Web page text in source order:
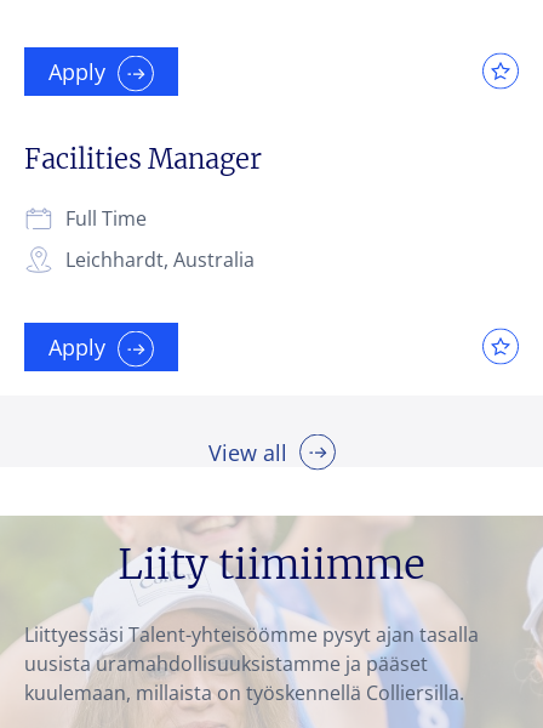
Apply
Facilities Manager
Leichhardt, Australia
Full Time
Apply
View all
Liity tiimiimme
Liittyessäsi Talent-yhteisöömme pysyt ajan tasalla
uusista uramahdollisuuksistamme ja pääset
kuulemaan, millaista on työskennellä Colliersilla.